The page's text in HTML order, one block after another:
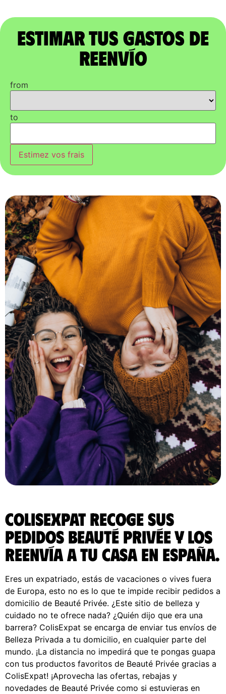
Estimar tus gastos de
reenvío
from
to
Estimez vos frais
ColisExpat recoge sus
pedidos beauté privée y los
reenvía a tu casa en España.
Eres un expatriado, estás de vacaciones o vives fuera
de Europa, esto no es lo que te impide recibir pedidos a
domicilio de Beauté Privée. ¿Este sitio de belleza y
cuidado no te ofrece nada? ¿Quién dijo que era una
barrera? ColisExpat se encarga de enviar tus envíos de
Belleza Privada a tu domicilio, en cualquier parte del
mundo. ¡La distancia no impedirá que te pongas guapa
con tus productos favoritos de Beauté Privée gracias a
ColisExpat! ¡Aprovecha las ofertas, rebajas y
novedades de Beauté Privée como si estuvieras en